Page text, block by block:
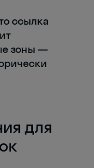
ссылка
зоны —
для